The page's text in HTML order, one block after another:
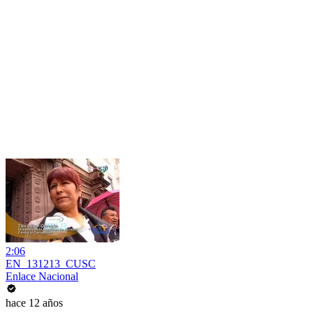
2:06
EN_131213_CUSC
Enlace Nacional
hace 12 años